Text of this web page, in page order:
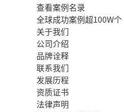
查看案例名录
全球成功案例超100W个
关于我们
公司介绍
品牌诠释
联系我们
发展历程
资质证书
法律声明